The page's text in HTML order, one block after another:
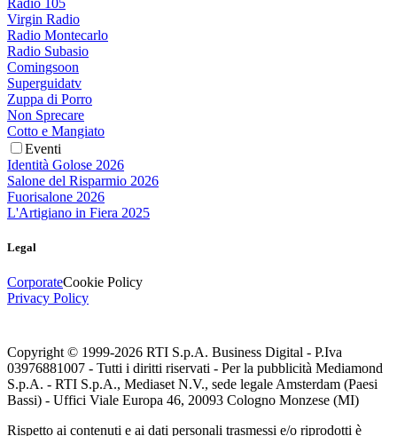
Virgin Radio
Radio Montecarlo
Radio Subasio
Comingsoon
Superguidatv
Zuppa di Porro
Non Sprecare
Cotto e Mangiato
Eventi
Identità Golose 2026
Salone del Risparmio 2026
Fuorisalone 2026
L'Artigiano in Fiera 2025
Legal
CorporateCookie Policy
Privacy Policy
Copyright © 1999-2026 RTI S.p.A. Business Digital - P.Iva
03976881007 - Tutti i diritti riservati - Per la pubblicità Mediamond
S.p.A. - RTI S.p.A., Mediaset N.V., sede legale Amsterdam (Paesi
Bassi) - Uffici Viale Europa 46, 20093 Cologno Monzese (MI)
Rispetto ai contenuti e ai dati personali trasmessi e/o riprodotti è